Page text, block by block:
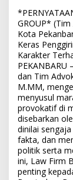
GROUP*
Kota
Keras
Karakter
PEKANBARU
dan Tim
M.MM,
menyusul
provokatif di
disebarkan
dinilai
fakta, dan
politik serta
ini, Law Firm
penting